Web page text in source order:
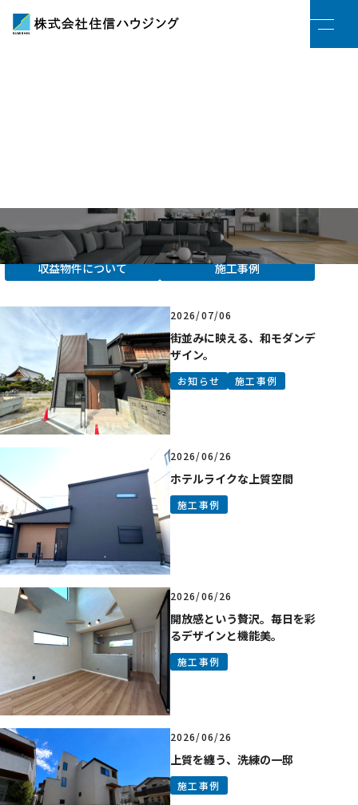
中古マンション
土地情報
売却査定・買取
会社案内
会社概要
スタッフ紹介見積もり依頼・お問い合わせ
HOME
すべて
お知らせ
収益物件について
施工事例
2026/07/06
街並みに映える、和モダンデ
ザイン。
お知らせ 施工事例
2026/06/26
ホテルライクな上質空間
施工事例
2026/06/26
開放感という贅沢。毎日を彩
るデザインと機能美。
施工事例
2026/06/26
上質を纏う、洗練の一邸
施工事例